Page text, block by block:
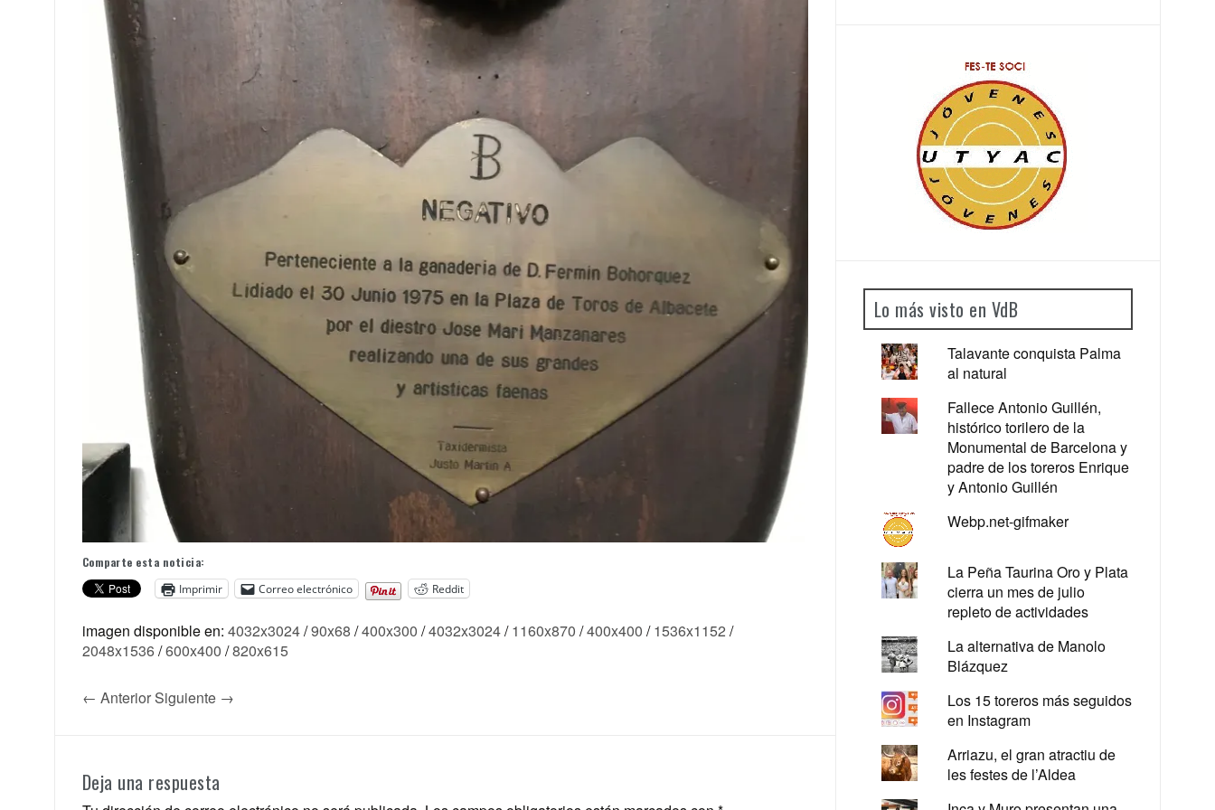
Comparte esta noticia:
Imprimir
Correo electrónico Reddit
imagen disponible en: 4032x3024/90x68 /400x300 /4032x3024/1160x870 /400x400 /1536x1152 /
2048x1536/600x400 /820x615
← Anterior Siguiente →
Deja una respuesta
Lo más visto en VdB
Talavante conquista Palma
al natural
Fallece Antonio Guillén,
histórico torilero de la
Monumental de Barcelona y
padre de los toreros Enrique
y Antonio Guillén
Webp.net-gifmaker
La Peña Taurina Oro y Plata
cierra un mes de julio
repleto de actividades
La alternativa de Manolo
Blázquez
Los 15 toreros más seguidos
en Instagram
Arriazu, el gran atractiu de
les festes de l’Aldea